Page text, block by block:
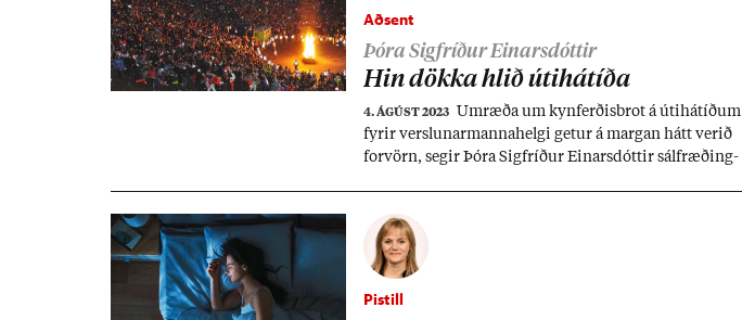
Aðsent
Þóra Sigfríður Einarsdóttir
Hin dökka hlið úti­há­tíða
4. ÁGÚST 2023
Um­ræða um kyn­ferð­is­brot á úti­há­tíð­um
fyr­ir versl­un­ar­manna­helgi get­ur á marg­an hátt ver­ið
for­vörn, seg­ir Þóra Sig­fríð­ur Ein­ars­dótt­ir sál­fræð­ing­
hverfi.
Pistill